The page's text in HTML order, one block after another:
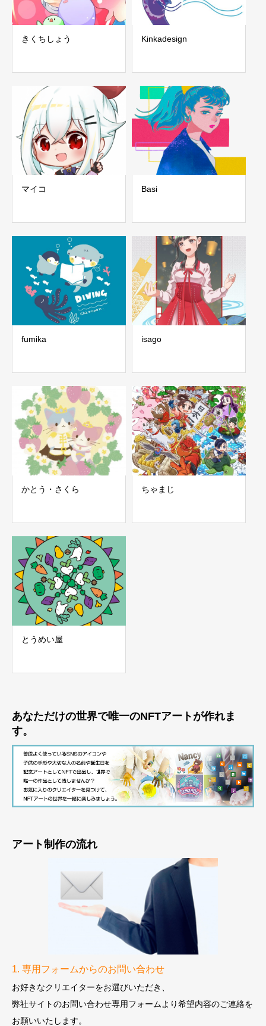
きくちしょう Kinkadesign
マイコ Basi
fumika isago
かとう・さくら ちゃまじ
とうめい屋
あなただけの世界で唯一のNFTアートが作れま
す。
アート制作の流れ
1. 専用フォームからのお問い合わせ
お好きなクリエイターをお選びいただき、
弊社サイトのお問い合わせ専用フォームより希望内容のご連絡を
お願いいたします。